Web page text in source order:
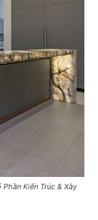
Kiến Trúc & Xây